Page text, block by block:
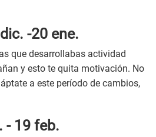
-20 ene.
que desarrollabas actividad
y esto te quita motivación. No
a este período de cambios,
- 19 feb.